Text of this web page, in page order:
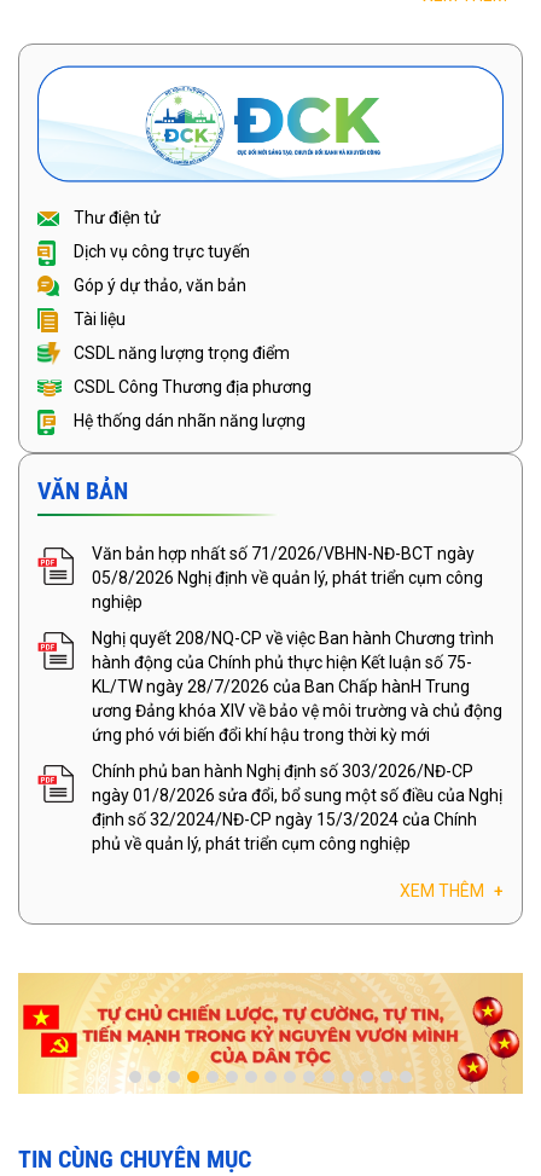
Thư điện tử
Dịch vụ công trực tuyến
Góp ý dự thảo, văn bản
Tài liệu
CSDL năng lượng trọng điểm
CSDL Công Thương địa phương
Hệ thống dán nhãn năng lượng
VĂN BẢN
Văn bản hợp nhất số 71/2026/VBHN-NĐ-BCT ngày
05/8/2026 Nghị định về quản lý, phát triển cụm công
nghiệp
Nghị quyết 208/NQ-CP về việc Ban hành Chương trình
hành động của Chính phủ thực hiện Kết luận số 75-
KL/TW ngày 28/7/2026 của Ban Chấp hànH Trung
ương Đảng khóa XIV về bảo vệ môi trường và chủ động
ứng phó với biến đổi khí hậu trong thời kỳ mới
Chính phủ ban hành Nghị định số 303/2026/NĐ-CP
ngày 01/8/2026 sửa đổi, bổ sung một số điều của Nghị
định số 32/2024/NĐ-CP ngày 15/3/2024 của Chính
phủ về quản lý, phát triển cụm công nghiệp
XEM THÊM +
TIN CÙNG CHUYÊN MỤC